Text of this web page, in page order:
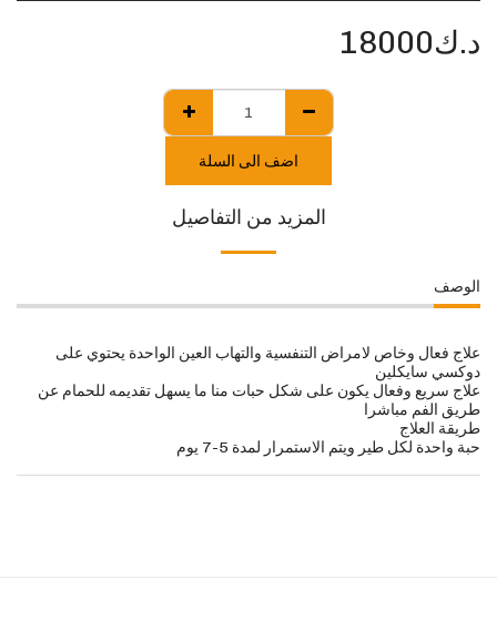
د.ك18000
اضف الى السلة
المزيد من التفاصيل
الوصف
علاج فعال وخاص لامراض التنفسية والتهاب العين الواحدة يحتوي على
دوكسي سايكلين
علاج سريع وفعال يكون على شكل حبات منا ما يسهل تقديمه للحمام عن
طريق الفم مباشرا
طريقة العلاج
حبة واحدة لكل طير ويتم الاستمرار لمدة 5-7 يوم